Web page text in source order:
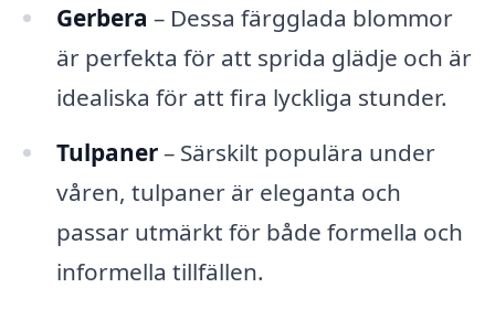
Gerbera – Dessa färgglada blommor
är perfekta för att sprida glädje och är
idealiska för att fira lyckliga stunder.
Tulpaner– Särskilt populära under
våren, tulpaner är eleganta och
passar utmärkt för både formella och
informella tillfällen.